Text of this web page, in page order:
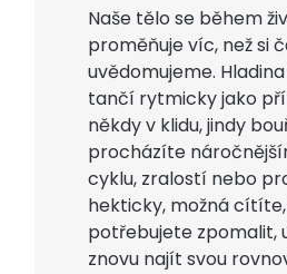
Naše tělo se během
proměňuje víc, než si
uvědomujeme.
tančí rytmicky jako
někdy v klidu, jindy
procházíte
cyklu, zralostí nebo
hekticky, možná
potřebujete zpomalit,
znovu najít svou